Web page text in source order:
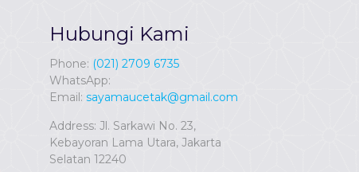
Hubungi Kami
Phone: (021) 2709 6735
WhatsApp:
Email: sayamaucetak@gmail.com
Address: Jl. Sarkawi No. 23,
Kebayoran Lama Utara, Jakarta
Selatan 12240